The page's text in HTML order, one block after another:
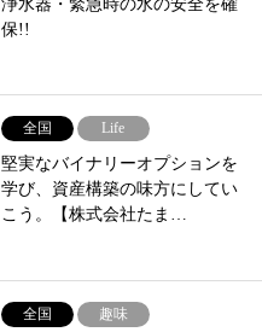
浄水器・緊急時の水の安全を確
保!!
全国 Life
堅実なバイナリーオプションを
学び、資産構築の味方にしてい
こう。【株式会社たま…
全国 趣味